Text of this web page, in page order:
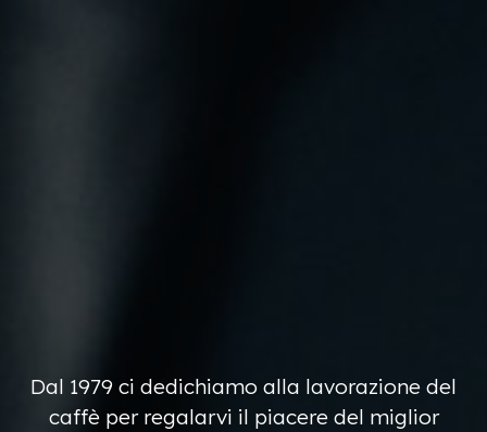
Dal 1979 ci dedichiamo alla lavorazione del
caffè per regalarvi il piacere del miglior